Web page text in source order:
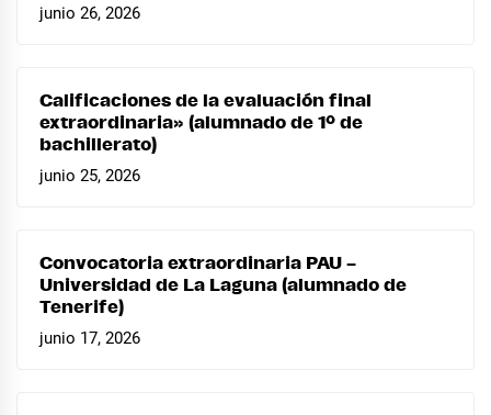
junio 26, 2026
Calificaciones de la evaluación final
extraordinaria» (alumnado de 1º de
bachillerato)
junio 25, 2026
Convocatoria extraordinaria PAU –
Universidad de La Laguna (alumnado de
Tenerife)
junio 17, 2026